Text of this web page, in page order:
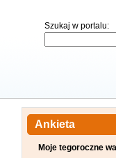
Szukaj w portalu:
Ankieta
Moje tegoroczne